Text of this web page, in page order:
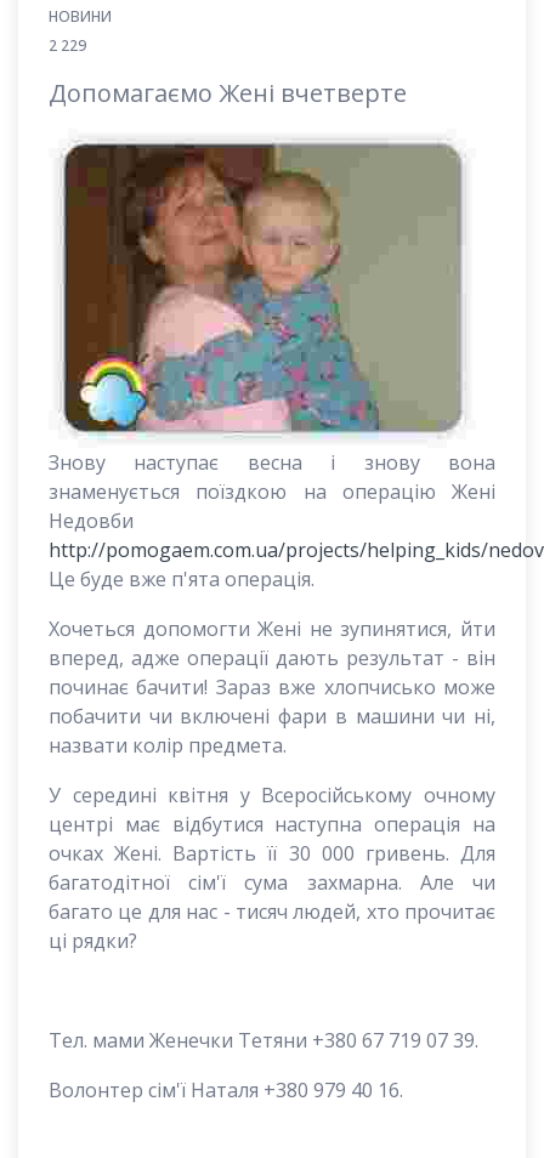
НОВИНИ
2 229
Допомагаємо Жені вчетверте
Знову наступає весна і знову вона
знаменується поїздкою на операцію Жені
Недовби
http://pomogaem.com.ua/projects/helping_kids/
Це буде вже п'ята операція.
Хочеться допомогти Жені не зупинятися, йти
вперед, адже операції дають результат - він
починає бачити! Зараз вже хлопчисько може
побачити чи включені фари в машини чи ні,
назвати колір предмета.
У середині квітня у Всеросійському очному
центрі має відбутися наступна операція на
очках Жені. Вартість її 30 000 гривень. Для
багатодітної сім'ї сума захмарна. Але чи
багато це для нас - тисяч людей, хто прочитає
ці рядки?
Тел. мами Женечки Тетяни +380 67 719 07 39.
Волонтер сім'ї Наталя +380 979 40 16.